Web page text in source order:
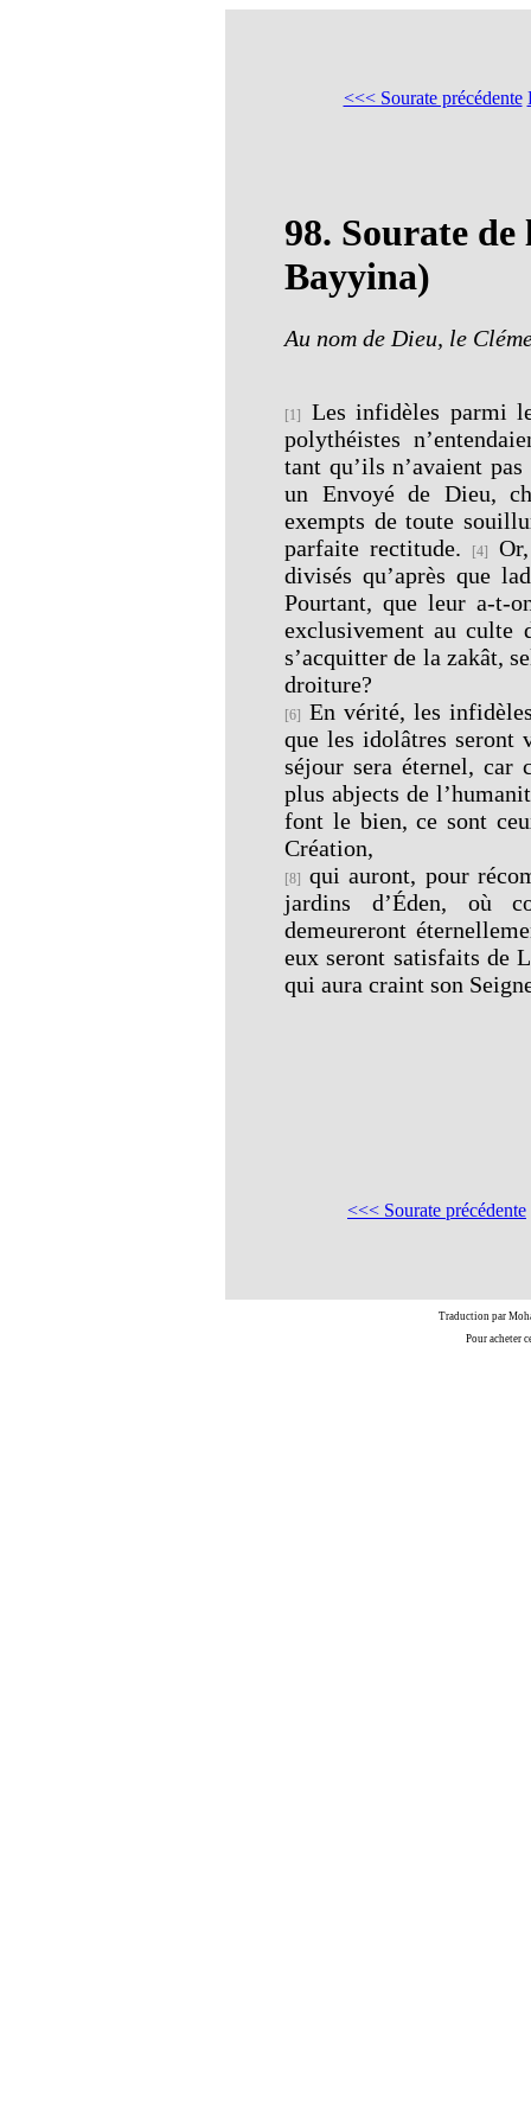
<<< Sourate précédente
98. Sourate
Bayyina)
Au nom de Dieu, le
[1]
Les infidèles parmi
polythéistes
tant qu’ils n’avaient
un Envoyé de Dieu,
exempts de toute
parfaite rectitude.
[4]
divisés qu’après que
Pourtant, que leur a-t-
exclusivement au culte
s’acquitter de la zakât,
droiture?
[6] En vérité, les
que les idolâtres seront
séjour sera éternel, car
plus abjects de
font le bien, ce sont
Création,
[8] qui auront, pour
jardins d’Éden, où
demeureront
eux seront satisfaits de
qui aura craint son
<<< Sourate précédente
Traduction par
Pour acheter